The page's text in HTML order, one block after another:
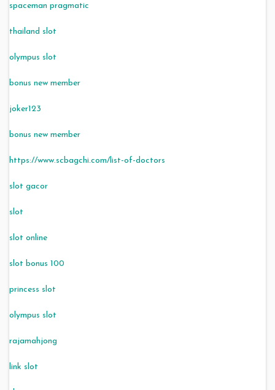
spaceman pragmatic
thailand slot
olympus slot
bonus new member
joker123
bonus new member
https://www.scbagchi.com/list-of-doctors
slot gacor
slot
slot online
slot bonus 100
princess slot
olympus slot
rajamahjong
link slot